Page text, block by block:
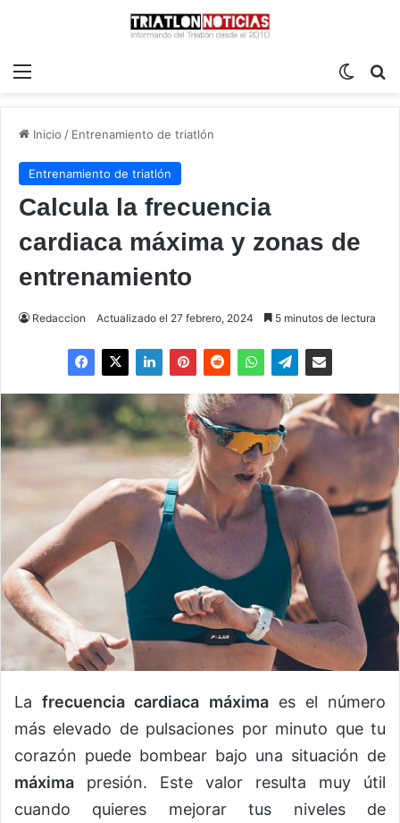
Inicio / Entrenamiento de triatlón
Entrenamiento de triatlón
Calcula la frecuencia
cardiaca máxima y zonas de
entrenamiento
Redaccion Actualizado el 27 febrero, 2024 5 minutos de lectura
Lafrecuencia cardiaca máximaes el número
más elevado de pulsaciones por minuto que tu
corazón puede bombear bajo una situación de
máxima presión. Este valor resulta muy útil
cuando quieres mejorar tus niveles de